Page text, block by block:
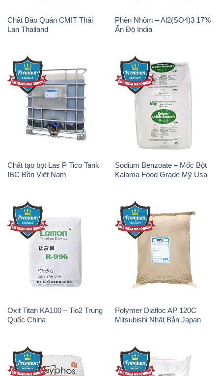
Chất Bảo Quản CMIT Thái
Lan Thailand
Phèn Nhôm – Al2(SO4)3 17%
Ấn Độ India
Chất tạo bọt Las P Tico Tank
IBC Bồn Việt Nam
Sodium Benzoate – Mốc Bột
Kalama Food Grade Mỹ Usa
Oxit Titan KA100 – Tio2 Trung
Quốc China
Polymer Diafloc AP 120C
Mitsubishi Nhật Bản Japan